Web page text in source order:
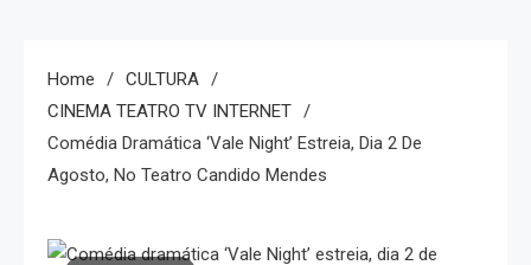
Home
CULTURA
CINEMA TEATRO TV INTERNET
Comédia Dramática ‘Vale Night’ Estreia, Dia 2 De
Agosto, No Teatro Candido Mendes